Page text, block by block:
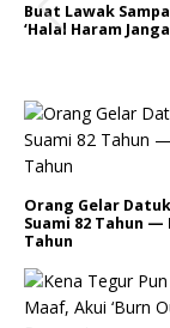
Buat Lawak
‘Halal Haram
Orang Gelar
Suami 82 Tahun —
Tahun